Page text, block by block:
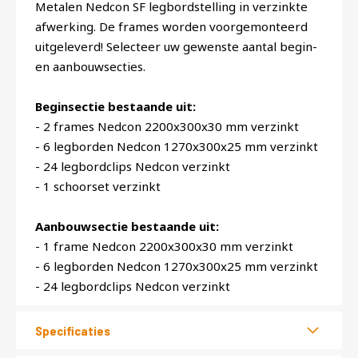
Metalen Nedcon SF legbordstelling in verzinkte
afwerking. De frames worden voorgemonteerd
uitgeleverd! Selecteer uw gewenste aantal begin-
en aanbouwsecties.
Beginsectie bestaande uit:
- 2 frames Nedcon 2200x300x30 mm verzinkt
- 6 legborden Nedcon 1270x300x25 mm verzinkt
- 24 legbordclips Nedcon verzinkt
- 1 schoorset verzinkt
Aanbouwsectie bestaande uit:
- 1 frame Nedcon 2200x300x30 mm verzinkt
- 6 legborden Nedcon 1270x300x25 mm verzinkt
- 24 legbordclips Nedcon verzinkt
Specificaties